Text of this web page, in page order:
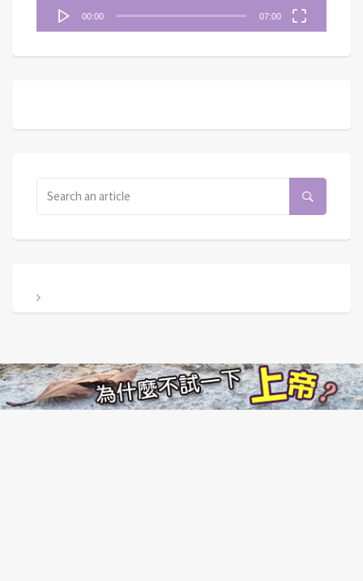
00:00 07:00